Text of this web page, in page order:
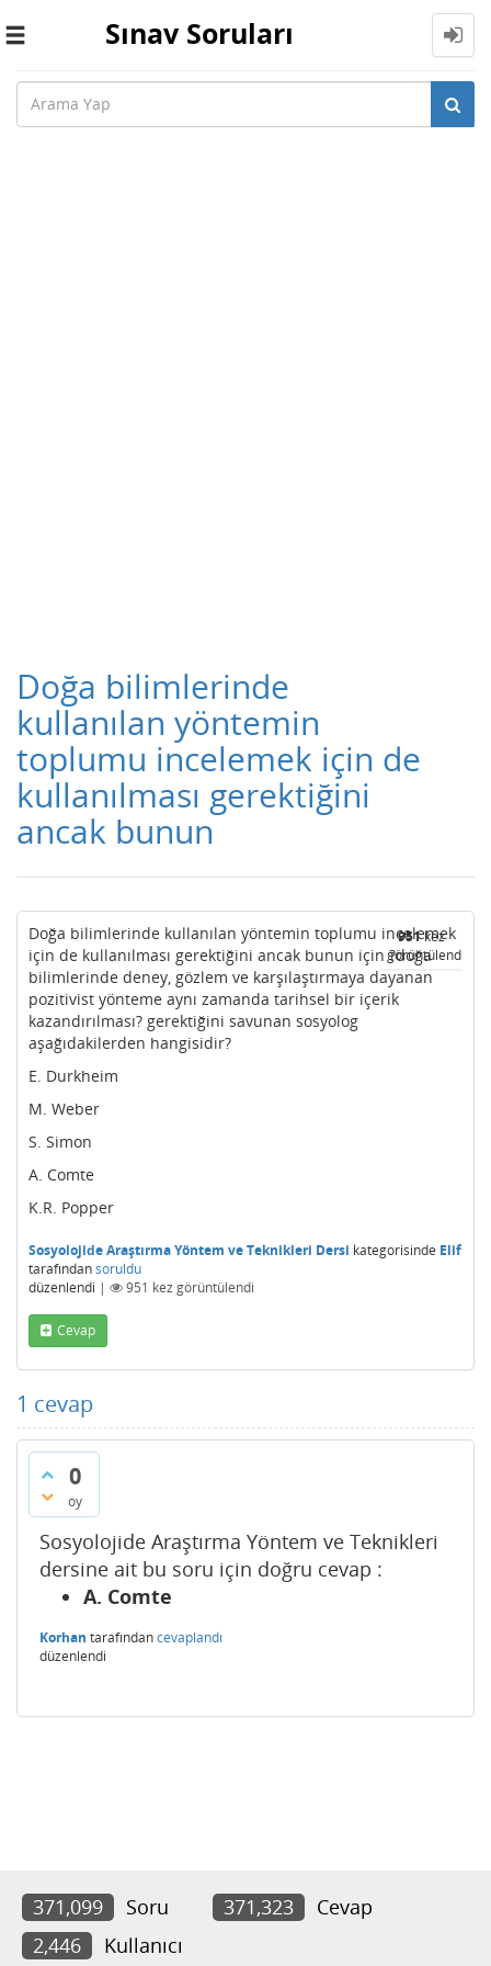
Toggle
Sınav Soruları
Doğa bilimlerinde
kullanılan yöntemin
toplumu incelemek için de
kullanılması gerektiğini
ancak bunun
951kez
görüntülendi
Doğa bilimlerinde kullanılan yöntemin toplumu incelemek
için de kullanılması gerektiğini ancak bunun için ?doğa
bilimlerinde deney, gözlem ve karşılaştırmaya dayanan
pozitivist yönteme aynı zamanda tarihsel bir içerik
kazandırılması? gerektiğini savunan sosyolog
aşağıdakilerden hangisidir?
E. Durkheim
M. Weber
S. Simon
A. Comte
K.R. Popper
Sosyolojide Araştırma Yöntem ve Teknikleri Dersi kategorisinde Elif
tarafındansoruldu
düzenlendi | 951 kez görüntülendi
Cevap
1 cevap
0
oy
Sosyolojide Araştırma Yöntem ve Teknikleri
dersine ait bu soru için doğru cevap :
A. Comte
Korhan tarafındancevaplandı
düzenlendi
371,099 Soru 371,323
Cevap
2,446
Kullanıcı